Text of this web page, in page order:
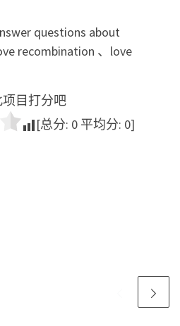
questions about
recombination 、love
项目打分吧
[总分: 0 平均分: 0]